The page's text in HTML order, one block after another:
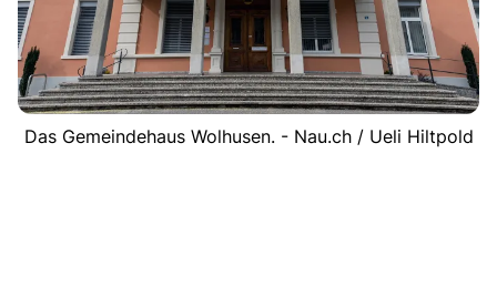
Das Gemeindehaus Wolhusen. - Nau.ch / Ueli Hiltpold